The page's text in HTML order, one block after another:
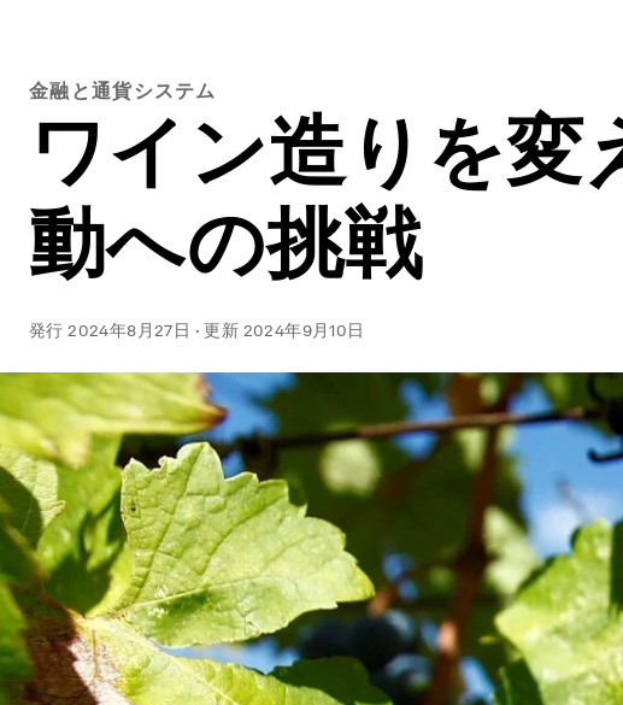
金融と通貨システム
ワイン造りを変
動への挑戦
発行2024年8月27日 ·更新 2024年9月10日